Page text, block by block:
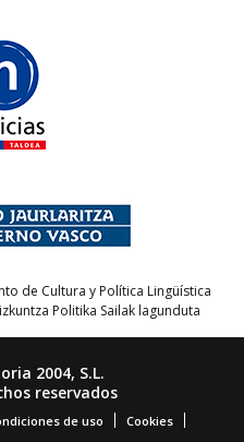
de Cultura y Política Lingüística
Politika Sailak lagunduta
2004, S.L.
reservados
de uso Cookies